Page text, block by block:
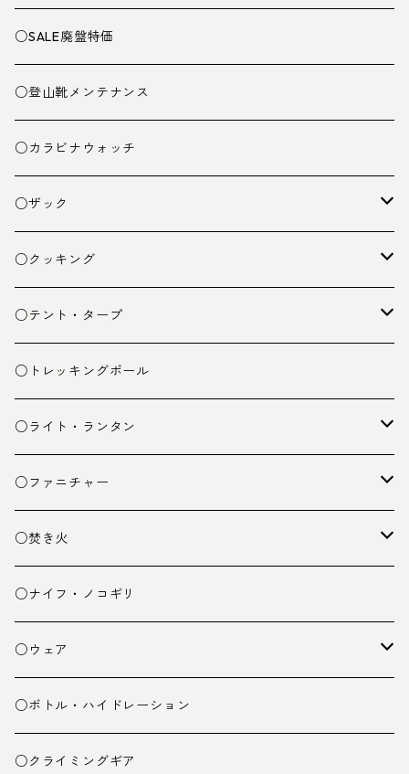
○SALE廃盤特価
○登山靴メンテナンス
○カラビナウォッチ
○ザック
ザック
スタッフバッグ
ザック小物
○クッキング
クッカー
バーナー
カトラリー
クッキング小物
○テント・タープ
テント
タープ
ペグ・ハンマー・小物
○トレッキングポール
○ライト・ランタン
ライト
ランタン
○ファニチャー
テーブル
チェア
○焚き火
焚き火台
焚き火小物
○ナイフ・ノコギリ
○ウェア
ミドルレイヤー
ベースレイヤー
○ボトル・ハイドレーション
○クライミングギア